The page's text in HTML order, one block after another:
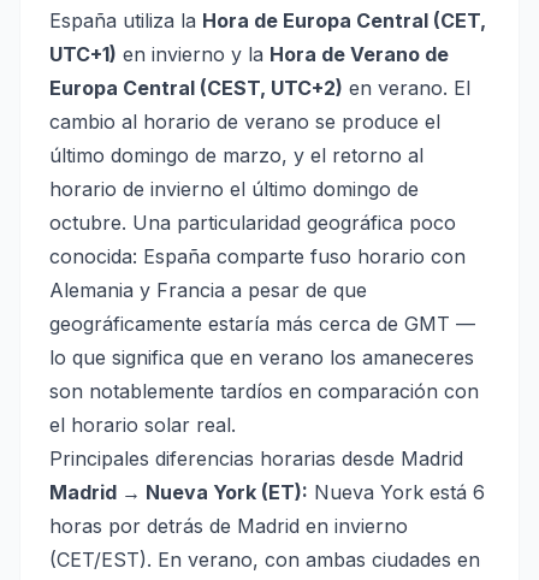
España utiliza la Hora de Europa Central (CET,
UTC+1) en invierno y la Hora de Verano de
Europa Central (CEST, UTC+2) en verano. El
cambio al horario de verano se produce el
último domingo de marzo, y el retorno al
horario de invierno el último domingo de
octubre. Una particularidad geográfica poco
conocida: España comparte fuso horario con
Alemania y Francia a pesar de que
geográficamente estaría más cerca de GMT —
lo que significa que en verano los amaneceres
son notablemente tardíos en comparación con
el horario solar real.
Principales diferencias horarias desde Madrid
Madrid → Nueva York (ET): Nueva York está 6
horas por detrás de Madrid en invierno
(CET/EST). En verano, con ambas ciudades en